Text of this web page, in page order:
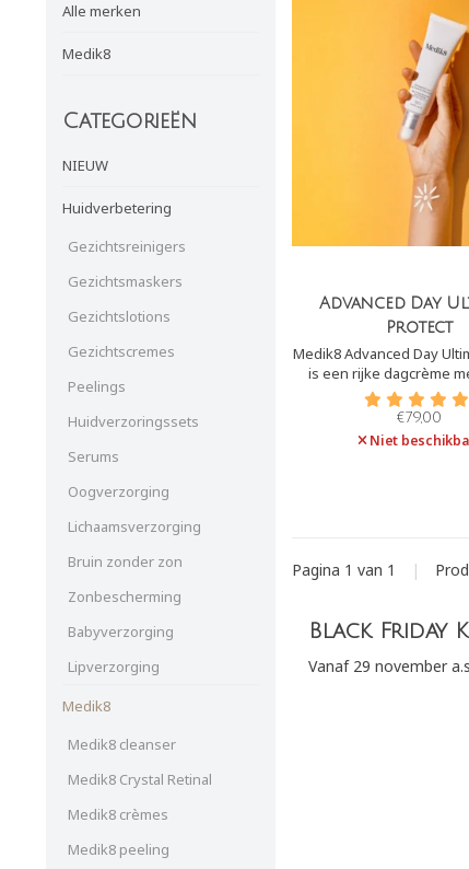
Alle merken
Medik8
Categorieën
NIEUW
Huidverbetering
Gezichtsreinigers
Gezichtsmaskers
Gezichtslotions
Gezichtscremes
Peelings
Huidverzoringssets
Serums
Oogverzorging
Lichaamsverzorging
Bruin zonder zon
Zonbescherming
Babyverzorging
Lipverzorging
Medik8
Medik8 cleanser
Medik8 Crystal Retinal
Medik8 crèmes
Medik8 peeling
Advanced Day
Protect
Medik8 Advanced Day
is een rijke dagcrème
(zeer hoge UVB-
PA++++ (zeer uitzonderlijk
bescherming).
bescherming tegen
€79,00
Niet
Pagina 1 van 1 |
Black Friday
Vanaf 29 november